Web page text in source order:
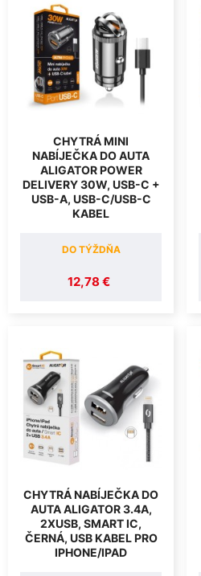
CHYTRÁ MINI
NABÍJEČKA DO AUTA
ALIGATOR POWER
DELIVERY 30W, USB-C +
USB-A, USB-C/USB-C
KABEL
12,78 €
DO TÝŽDŇA
CHYTRÁ NABÍJEČKA DO
AUTA ALIGATOR 3.4A,
2XUSB, SMART IC,
ČERNÁ, USB KABEL PRO
IPHONE/IPAD